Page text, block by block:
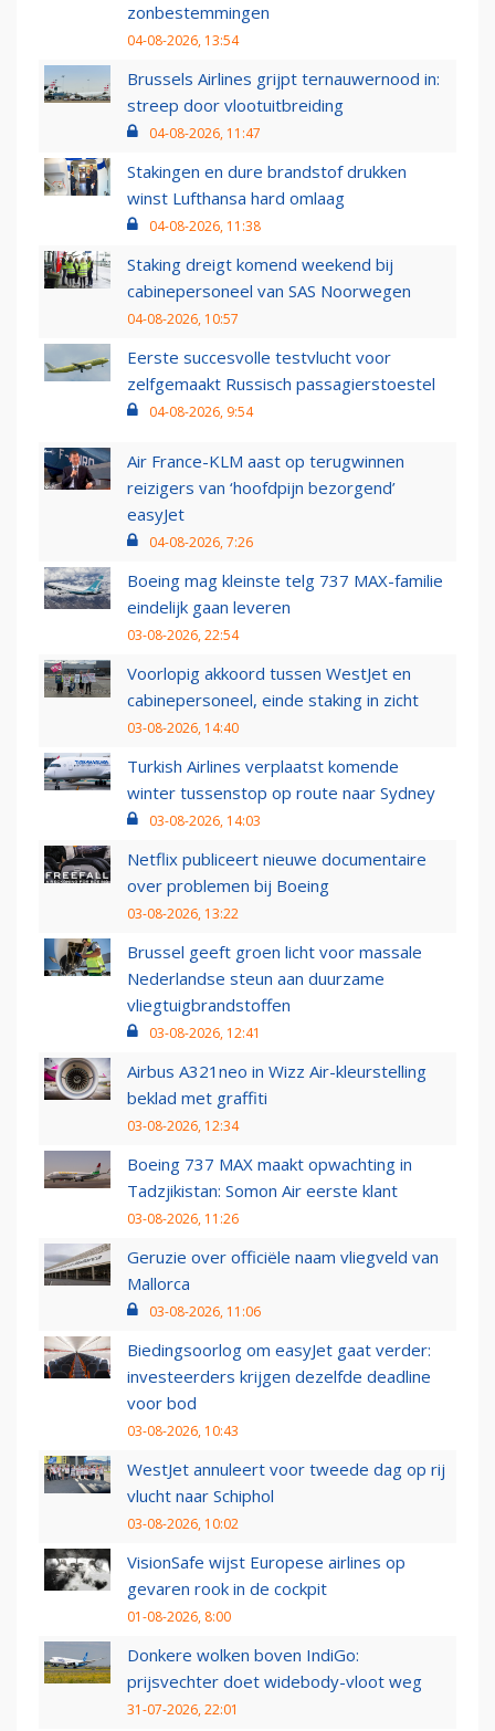
zonbestemmingen
04-08-2026, 13:54
Brussels Airlines grijpt ternauwernood in:
streep door vlootuitbreiding
04-08-2026, 11:47
Stakingen en dure brandstof drukken
winst Lufthansa hard omlaag
04-08-2026, 11:38
Staking dreigt komend weekend bij
cabinepersoneel van SAS Noorwegen
04-08-2026, 10:57
Eerste succesvolle testvlucht voor
zelfgemaakt Russisch passagierstoestel
04-08-2026, 9:54
Air France-KLM aast op terugwinnen
reizigers van ‘hoofdpijn bezorgend’
easyJet
04-08-2026, 7:26
Boeing mag kleinste telg 737 MAX-familie
eindelijk gaan leveren
03-08-2026, 22:54
Voorlopig akkoord tussen WestJet en
cabinepersoneel, einde staking in zicht
03-08-2026, 14:40
Turkish Airlines verplaatst komende
winter tussenstop op route naar Sydney
03-08-2026, 14:03
Netflix publiceert nieuwe documentaire
over problemen bij Boeing
03-08-2026, 13:22
Brussel geeft groen licht voor massale
Nederlandse steun aan duurzame
vliegtuigbrandstoffen
03-08-2026, 12:41
Airbus A321neo in Wizz Air-kleurstelling
beklad met graffiti
03-08-2026, 12:34
Boeing 737 MAX maakt opwachting in
Tadzjikistan: Somon Air eerste klant
03-08-2026, 11:26
Geruzie over officiële naam vliegveld van
Mallorca
03-08-2026, 11:06
Biedingsoorlog om easyJet gaat verder:
investeerders krijgen dezelfde deadline
voor bod
03-08-2026, 10:43
WestJet annuleert voor tweede dag op rij
vlucht naar Schiphol
03-08-2026, 10:02
VisionSafe wijst Europese airlines op
gevaren rook in de cockpit
01-08-2026, 8:00
Donkere wolken boven IndiGo:
prijsvechter doet widebody-vloot weg
31-07-2026, 22:01